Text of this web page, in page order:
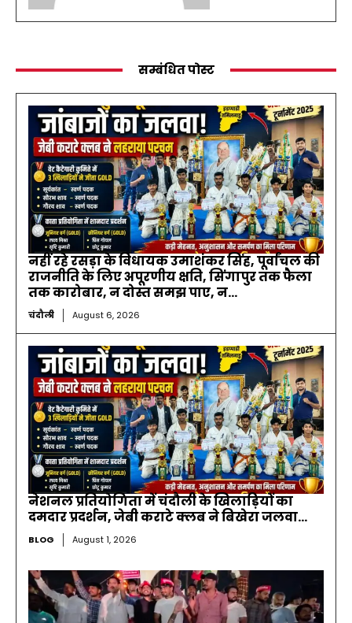
सम्बंधित पोस्ट
नहीं रहे रसड़ा के विधायक उमाशंकर सिंह, पूर्वांचल की
राजनीति के लिए अपूरणीय क्षति, सिंगापुर तक फैला
तक कारोबार, न दोस्त समझ पाए, न...
चंदौली August 6, 2026
नेशनल प्रतियोगिता में चंदौली के खिलाड़ियों का
दमदार प्रदर्शन, जेबी कराटे क्लब ने बिखेरा जलवा…
BLOG August 1, 2026